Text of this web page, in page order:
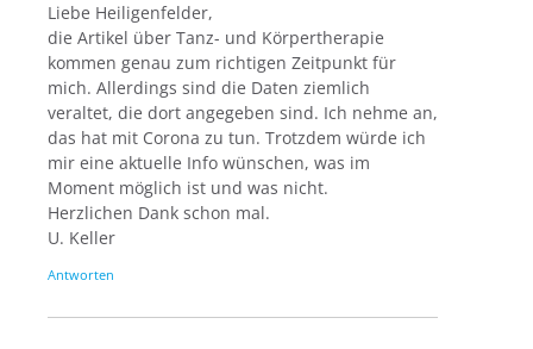
Liebe Heiligenfelder,
die Artikel über Tanz- und Körpertherapie
kommen genau zum richtigen Zeitpunkt für
mich. Allerdings sind die Daten ziemlich
veraltet, die dort angegeben sind. Ich nehme an,
das hat mit Corona zu tun. Trotzdem würde ich
mir eine aktuelle Info wünschen, was im
Moment möglich ist und was nicht.
Herzlichen Dank schon mal.
U. Keller
Antworten